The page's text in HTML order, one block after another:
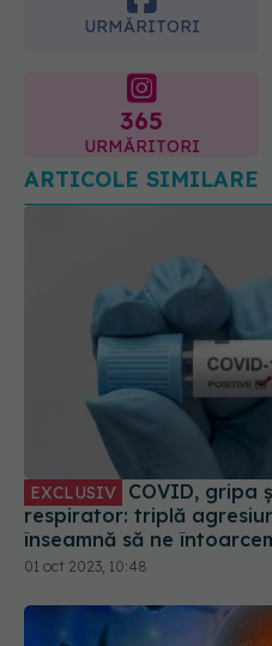
URMĂRITORI
ARTICOLE SIMILARE
EXCLUSIV
respirator: triplă
înseamnă să ne
timpul pandemiei!
01 oct 2023, 10:48